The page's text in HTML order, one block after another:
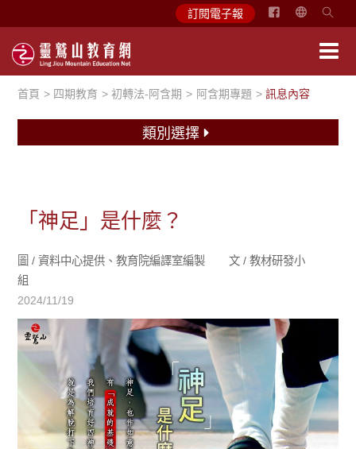
訂閱電子報
简
首頁 四期教育 初轉法-阿含期 阿含期專題 訊息內容
「神足」是什麼？
圖 /資料中心提供、教育院編譯室編製 文 /教材研發小
組
2024/11/19
類別選擇